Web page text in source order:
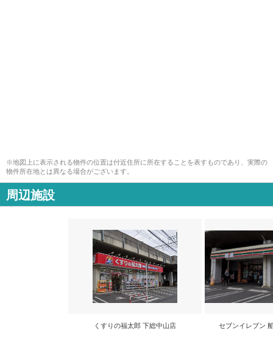
※地図上に表示される物件の位置は付近住所に所在することを表すものであり、実際の
物件所在地とは異なる場合がございます。
周辺施設
くすりの福太郎 下総中山店 セブンイレブン